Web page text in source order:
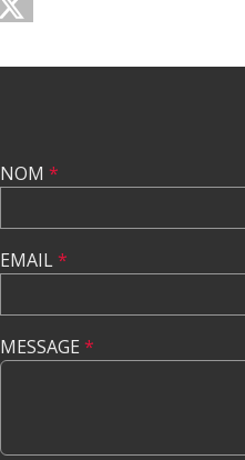
NOM *
EMAIL*
MESSAGE *